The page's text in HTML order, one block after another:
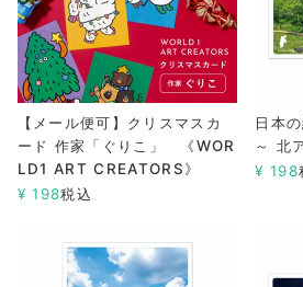
【メール便可】クリスマスカ
ード 作家「ぐりこ」 《WOR
LD1 ART CREATORS》
¥ 198税込
日本
～ 北
¥ 198